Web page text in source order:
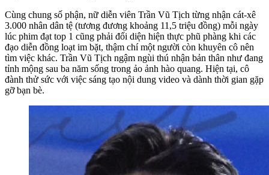
Cùng chung số phận, nữ diễn viên Trần Vũ Tịch từng nhận cát-xê
3.000 nhân dân tệ (tương đương khoảng 11,5 triệu đồng) mỗi ngày
lúc phim đạt top 1 cũng phải đối diện hiện thực phũ phàng khi các
đạo diễn đồng loạt im bặt, thậm chí một người còn khuyên cô nên
tìm việc khác. Trần Vũ Tịch ngậm ngùi thú nhận bản thân như đang
tỉnh mộng sau ba năm sống trong ảo ảnh hào quang. Hiện tại, cô
đành thử sức với việc sáng tạo nội dung video và dành thời gian gặp
gỡ bạn bè.